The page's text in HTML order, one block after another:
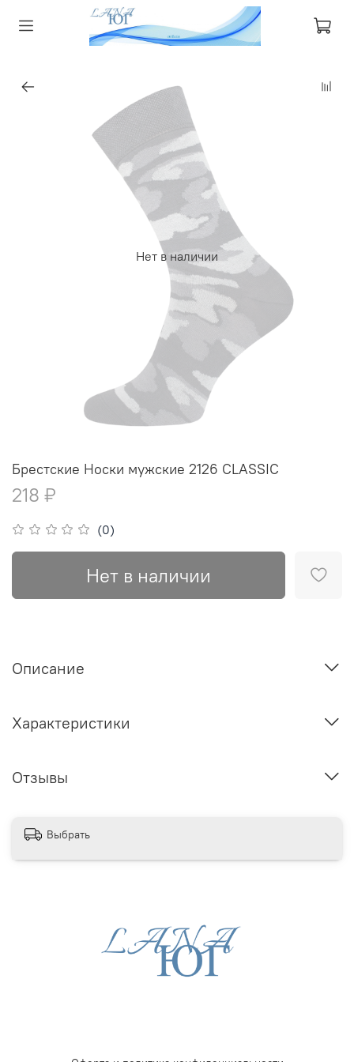
Нет в наличии
(0)
Брестские Носки мужские 2126 CLASSIC
218 ₽
Нет в наличии
Описание
Характеристики
Отзывы
Выбрать